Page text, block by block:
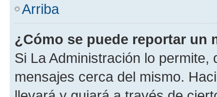
Arriba
¿Cómo se puede reportar un
Si La Administración lo
mensajes cerca del mismo.